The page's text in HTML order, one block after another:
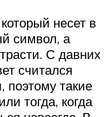
несет в
символ, а
С давних
считался
поэтому такие
тогда, когда